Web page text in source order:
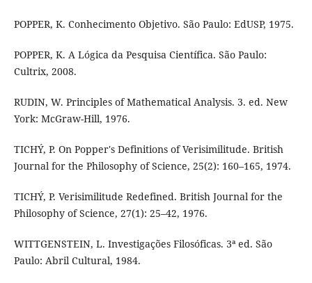
POPPER, K. Conhecimento Objetivo. São Paulo: EdUSP, 1975.
POPPER, K. A Lógica da Pesquisa Científica. São Paulo:
Cultrix, 2008.
RUDIN, W. Principles of Mathematical Analysis. 3. ed. New
York: McGraw-Hill, 1976.
TICHÝ, P. On Popper's Definitions of Verisimilitude. British
Journal for the Philosophy of Science, 25(2): 160–165, 1974.
TICHÝ, P. Verisimilitude Redefined. British Journal for the
Philosophy of Science, 27(1): 25–42, 1976.
WITTGENSTEIN, L. Investigações Filosóficas. 3ª ed. São
Paulo: Abril Cultural, 1984.